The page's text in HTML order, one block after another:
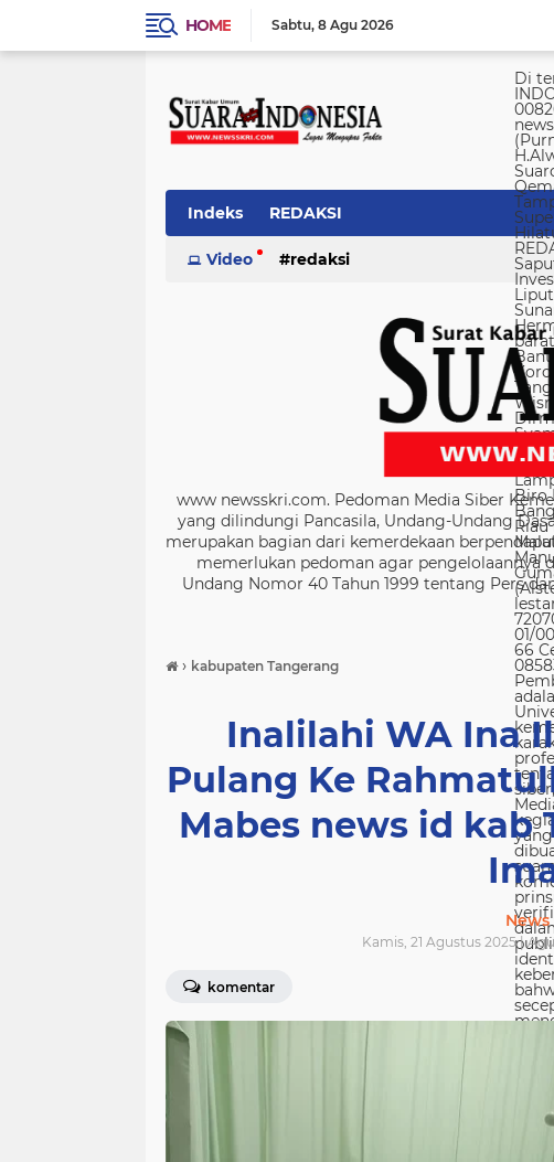
HOME Sabtu 8 Agu 2026
Di terbitkan Berdasarkan Undang-Undang PERS Nomor40 Tahun 1999 SUARA KEADILAN RAKYAT INDONESIA Badan Hukum PT. SUARA KEADILAN RAKYAT INDONESIA Nomor AHU-008260.AH.01.30.Tahun 2023. NOTARIS Zulfahmy Yanuar Adam, S.H, M.Kn EMAIL REDAKSI newsskri@gmail.com PENDIRI Safril Koto, Akmal Hadi, PENANGGUNG JAWAB Safril PEMBINA Mayjen (Purn) Asril Amzah Tanjung. Kapten. (Purn) Eko. S. Hadi. Amd Alstein Nesar Manumpil
Indeks REDAKSI
Video redaksi
www newsskri.com. Pedoman Media Siber
yang dilindungi Pancasila, Undang-Undang
merupakan bagian dari kemerdekaan
memerlukan pedoman agar pengelolaannya
Undang Nomor 40 Tahun 1999 tentang Pers
› kabupaten Tangerang
Inalilahi WA Ina
Pulang Ke
Mabes news id kab
News
Kamis, 21 Agustus 2025 |
komentar